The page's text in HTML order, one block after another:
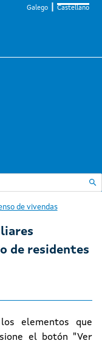
Galego Castellano
de vivendas
de residentes
elementos que
el botón "Ver